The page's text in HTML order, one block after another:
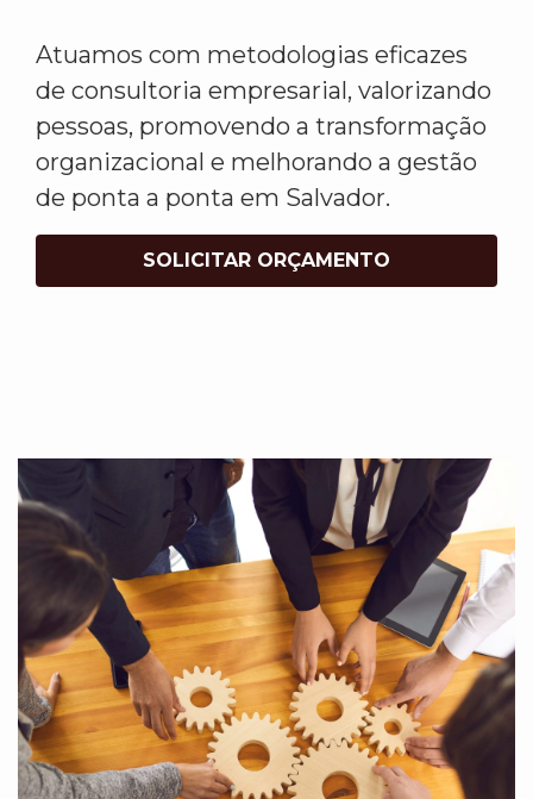
Atuamos com metodologias eficazes
de consultoria empresarial, valorizando
pessoas, promovendo a transformação
organizacional e melhorando a gestão
de ponta a ponta em Salvador.
SOLICITAR ORÇAMENTO